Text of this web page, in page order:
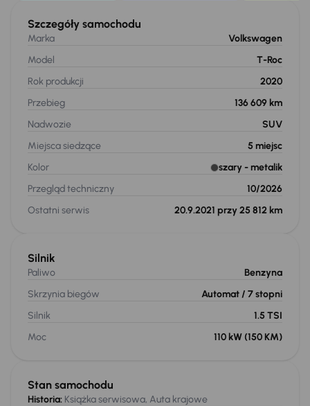
Szczegóły samochodu
Marka
Volkswagen
Model
T-Roc
Rok produkcji
2020
Przebieg
136 609 km
Nadwozie
SUV
Miejsca siedzące
5 miejsc
Kolor
szary - metalik
Przegląd techniczny
10/2026
Ostatni serwis
20.9.2021 przy 25 812 km
Stan samochodu
Historia: Książka serwisowa, Auta krajowe
Silnik
Paliwo
Benzyna
Skrzynia biegów
Automat / 7 stopni
Silnik
1.5 TSI
Moc
110 kW (150 KM)